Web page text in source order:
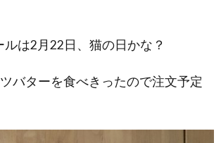
は2月22日、猫の日かな？
バターを食べきったので注文予定